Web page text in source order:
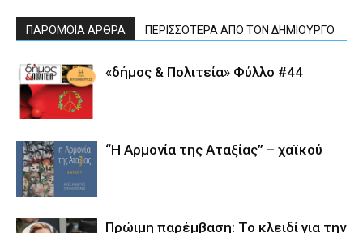
ΠΑΡΟΜΟΙΑ ΑΡΘΡΑ ΠΕΡΙΣΣΟΤΕΡΑ ΑΠΟ ΤΟΝ ΔΗΜΙΟΥΡΓΟ
«δήμος & Πολιτεία» Φύλλο #44
“Η Αρμονία της Αταξίας” – χαϊκού
Πρώιμη παρέμβαση: Το κλειδί για την